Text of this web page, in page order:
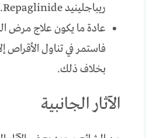
ريباجلينيد Repaglinide.
عادة ما يكون علاج مرض
فاستمر في تناول الأقراص
بخلاف ذلك.
الآثار الجانبية